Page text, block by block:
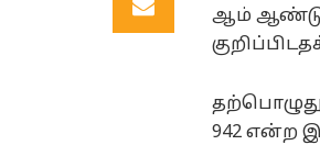
ஆம் ஆண்டு
942 என்ற